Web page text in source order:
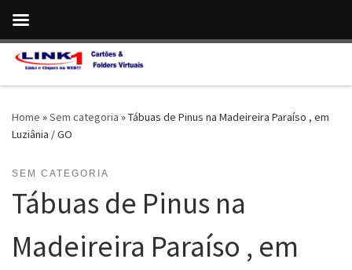
Skip to content
Home »Sem categoria »Tábuas de Pinus na Madeireira Paraíso , em
Luziânia / GO
SEM CATEGORIA
Tábuas de Pinus na
Madeireira Paraíso , em